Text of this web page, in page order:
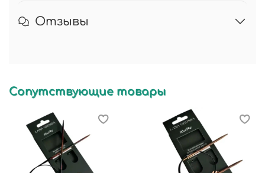
Отзывы
Сопутствующие товары